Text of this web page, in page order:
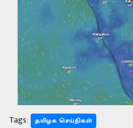
Tags: தமிழக செய்திகள்